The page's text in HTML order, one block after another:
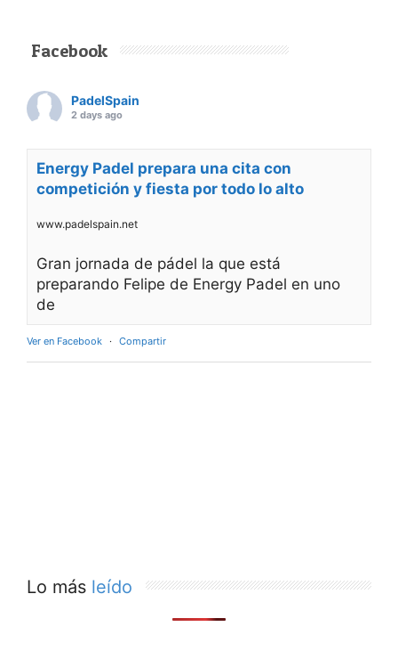
Facebook
PadelSpain
2 days ago
Energy Padel prepara una cita con
competición y fiesta por todo lo alto
www.padelspain.net
Gran jornada de pádel la que está
preparando Felipe de Energy Padel en uno
de
Ver en Facebook · Compartir
Lo más leído